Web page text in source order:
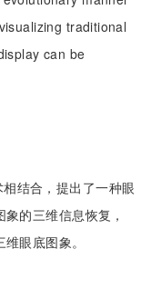
traditional
can be
结合，提出了一种眼
的三维信息恢复，
眼底图象。